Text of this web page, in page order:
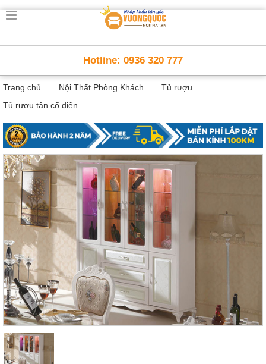
Trang
Thông
Minh
Nội
thất
minh
Nội
Thất
Trẻ
Giường
Nội
Thất
Phòng
Khách
Sofa,
tủ
Bàn
trà...
Hotline: 0936 320 777
Trang chủ Nội Thất Phòng Khách
Tủ rượu
Tủ rượu tân cổ điển